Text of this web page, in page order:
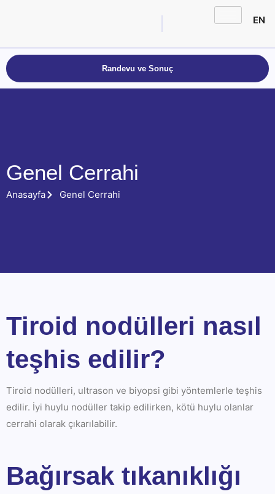
EN
Randevu ve Sonuç
Genel Cerrahi
Anasayfa Genel Cerrahi
Tiroid nodülleri nasıl
teşhis edilir?
Tiroid nodülleri, ultrason ve biyopsi gibi yöntemlerle teşhis
edilir. İyi huylu nodüller takip edilirken, kötü huylu olanlar
cerrahi olarak çıkarılabilir.
Bağırsak tıkanıklığı